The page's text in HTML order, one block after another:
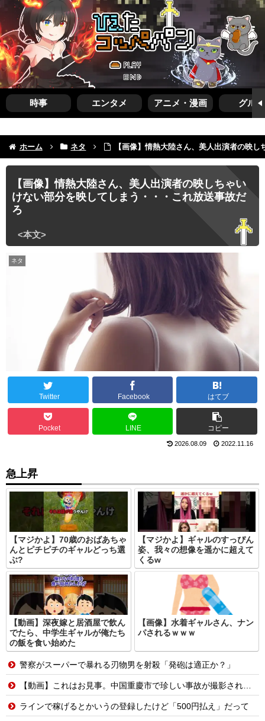
時事 エンタメ アニメ・漫画 グルメ
ホーム ネタ 【画像】情熱大陸さん、美人出演者の映
【画像】情熱大陸さん、美人出演者の映しちゃい
けない部分を映してしまう・・・これ放送事故だ
ろ
ネタ
Twitter Facebook はてブ
Pocket LINE コピー
2026.08.09 2022.11.16
急上昇
【マジかよ】70歳のおばあちゃ
んとピチピチのギャルどっち選
ぶ?
【マジかよ】ギャルのすっぴん
姿、我々の想像を遥かに超えて
くるw
【動画】深夜嫁と居酒屋で飲ん
でたら、中学生ギャルが俺たち
の飯を食い始めた
【画像】水着ギャルさん、ナン
パされるｗｗｗ
警察がスーパーで暴れる刃物男を射殺「発砲は適正か？」
【動画】これはお見事。中国重慶市で珍しい事故が撮影される。
ラインで稼げるとかいうの登録したけど「500円払え」だって